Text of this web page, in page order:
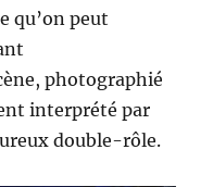
qu’on peut
photographié
interprété par
double-rôle.